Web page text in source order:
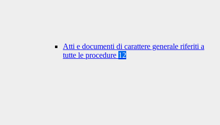
Atti e documenti di carattere generale riferiti a
tutte le procedure 12